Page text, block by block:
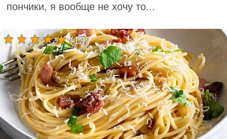
пончики, я вообще не хочу то...
(13)